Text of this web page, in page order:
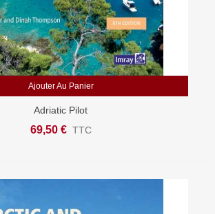
Ajouter Au Panier
Adriatic Pilot
69,50 € TTC